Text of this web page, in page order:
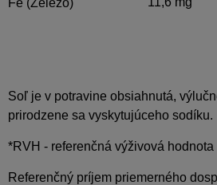
Fe (Železo)
Soľ je v potravine obsiahnutá,
prirodzene sa vyskytujúceho sodíku.
*RVH - referenčná výživová hodnota
Referenčný príjem priemerného